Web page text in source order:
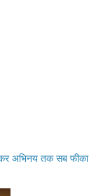
अभिनय तक सब फीका